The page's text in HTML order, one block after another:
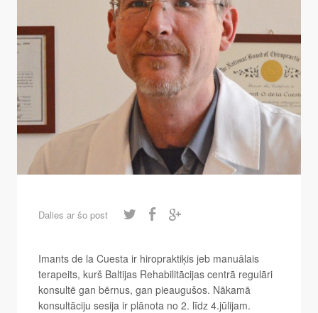
Dalies ar šo post
Imants de la Cuesta ir hiropraktiķis jeb manuālais
terapeits, kurš Baltijas Rehabilitācijas centrā regulāri
konsultē gan bērnus, gan pieaugušos. Nākamā
konsultāciju sesija ir plānota no 2. līdz 4.jūlijam.